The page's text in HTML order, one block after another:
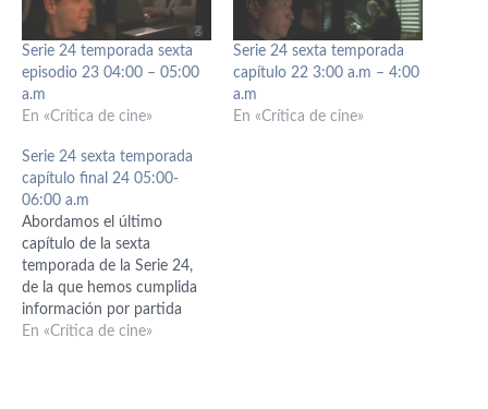
Serie 24 temporada sexta
episodio 23 04:00 – 05:00
a.m
En «Crítica de cine»
Serie 24 sexta temporada
capítulo 22 3:00 a.m – 4:00
a.m
En «Crítica de cine»
Serie 24 sexta temporada
capítulo final 24 05:00-
06:00 a.m
Abordamos el último
capítulo de la sexta
temporada de la Serie 24,
de la que hemos cumplida
información por partida
doble, por mi parte y por la
En «Crítica de cine»